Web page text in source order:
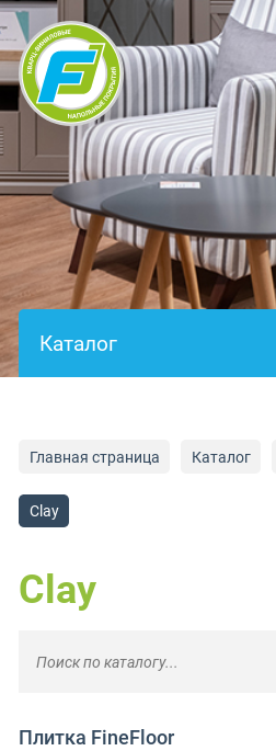
Главная страница Каталог
Clay
Clay
Плитка FineFloor